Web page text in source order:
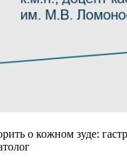
о кожном зуде: